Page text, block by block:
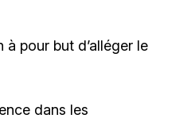
à pour but d’alléger le
dans les